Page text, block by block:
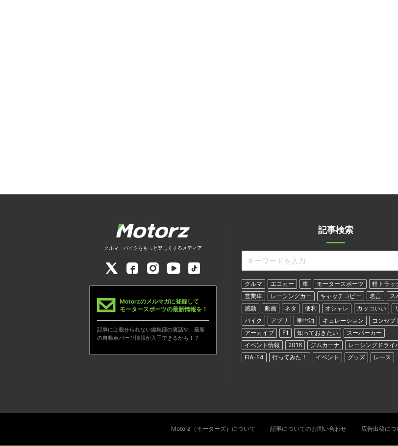
記事検索
クルマ エコカー 車 モータースポーツ
軽トラッ
営業車
レーシングカー キャッチコピー 名言
ス
感動
動画 ネタ 便利 オシャレ カッコいい
バイク
アプリ 車中泊 キュレーション
コンセプ
アーカイブ
F1 知っておきたい
スーパーカー
イベント情報
2016 ジムカーナ
レーシングドライ
FIA-F4
行ってみた！ イベント グッズ レース
クルマ・バイクをもっと楽しくするメディア
Motorzのメルマガに登録して
モータースポーツの最新情報を！
記事には載せられない編集部の裏話や、最新
の自動車パーツ情報が入手できるかも！？
Motorz（モーターズ）について 記事についてのお問い合わせ 広告出稿に